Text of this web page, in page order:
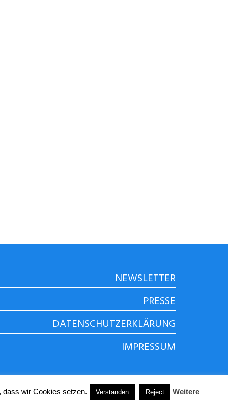
NEWSLETTER
PRESSE
DATENSCHUTZERKLÄRUNG
IMPRESSUM
dass wir Cookies setzen. Verstanden Reject Weitere